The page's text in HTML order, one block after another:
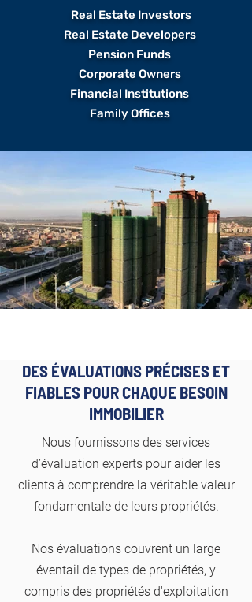
Real Estate Investors
Real Estate Developers ​
Pension Funds ​
Corporate Owners ​
Financial Institutions ​
Family Offices
DES ÉVALUATIONS PRÉCISES ET
FIABLES POUR CHAQUE BESOIN
IMMOBILIER
Nous fournissons des services
d’évaluation experts pour aider les
clients à comprendre la véritable valeur
fondamentale de leurs propriétés.
Nos évaluations couvrent un large
éventail de types de propriétés, y
compris des propriétés d'exploitation